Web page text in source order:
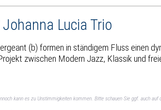
Lucia Trio
(b) formen in ständigem Fluss einen
zwischen Modern Jazz, Klassik und
kann es zu Unstimmigkeiten kommen. Bitte schauen Sie ggf. auch auf